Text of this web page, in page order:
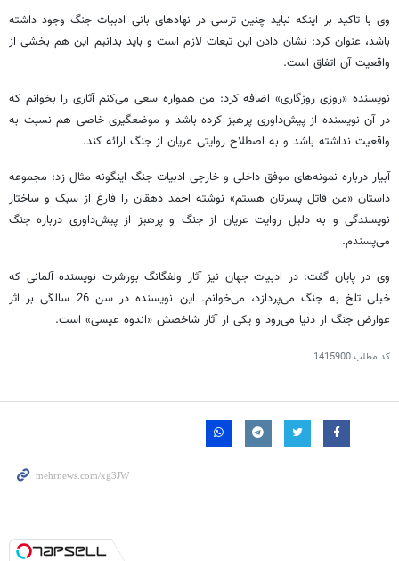
وی با تاکید بر اینکه نباید چنین ترسی در نهادهای بانی ادبیات جنگ وجود داشته
باشد، عنوان کرد: نشان دادن این تبعات لازم است و باید بدانیم این هم بخشی از
واقعیت آن اتفاق است.
نویسنده «روزی روزگاری» اضافه کرد: من همواره سعی می‌کنم آثاری را بخوانم که
در آن نویسنده از پیش‌داوری پرهیز کرده باشد و موضعگیری خاصی هم نسبت به
واقعیت نداشته باشد و به اصطلاح روایتی عریان از جنگ ارائه کند.
آبیار درباره نمونه‌های موفق داخلی و خارجی ادبیات جنگ اینگونه مثال زد: مجموعه
داستان «من قاتل پسرتان هستم» نوشته احمد دهقان را فارغ از سبک و ساختار
نویسندگی و به دلیل روایت عریان از جنگ و پرهیز از پیش‌داوری درباره جنگ
می‌پسندم.
وی در پایان گفت: در ادبیات جهان نیز آثار ولفگانگ بورشرت نویسنده آلمانی که
خیلی تلخ به جنگ می‌پردازد، می‌خوانم. این نویسنده در سن 26 سالگی بر اثر
عوارض جنگ از دنیا می‌رود و یکی از آثار شاخصش «اندوه عیسی» است.
کد مطلب1415900